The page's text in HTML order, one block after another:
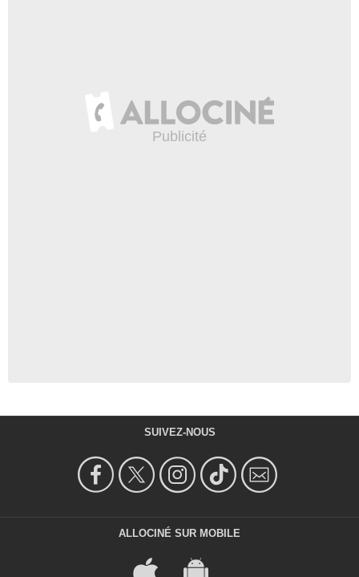
SUIVEZ-NOUS
ALLOCINÉ SUR MOBILE